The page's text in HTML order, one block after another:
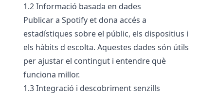
1.2 Informació basada en dades
Publicar a Spotify et dona accés a
estadístiques sobre el públic, els dispositius i
els hàbits d escolta. Aquestes dades són útils
per ajustar el contingut i entendre què
funciona millor.
1.3 Integració i descobriment senzills